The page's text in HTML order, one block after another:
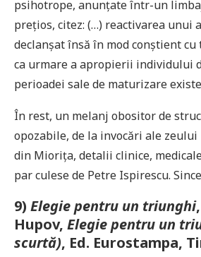
psihotrope, anunțate într-un
prețios, citez: (…) reactivarea unui
declanșat însă în mod conștient
ca urmare a apropierii individului
perioadei sale de maturizare
În rest, un melanj obositor de
opozabile, de la invocări ale zeului
din Miorița, detalii clinice,
par culese de Petre Ispirescu.
9) Elegie pentru un triunghi
Hupov, Elegie pentru un
scurtă), Ed. Eurostampa,